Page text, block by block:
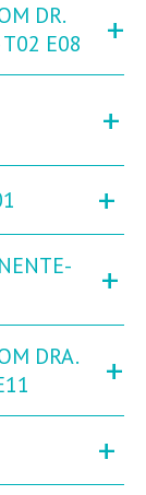
DR.
T02 E08
+
+
+
+
DRA.
+
+